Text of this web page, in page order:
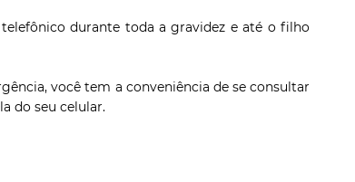
durante toda a gravidez e até o filho
você tem a conveniência de se consultar
do seu celular.